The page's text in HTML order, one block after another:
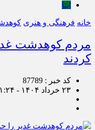
ایتا
خانه فرهنگی و هنری
مردم کوهدشت
کردند
کد خبر : 87789
۲۳ خرداد ۱۴۰۴ - ۱۱:۲۴